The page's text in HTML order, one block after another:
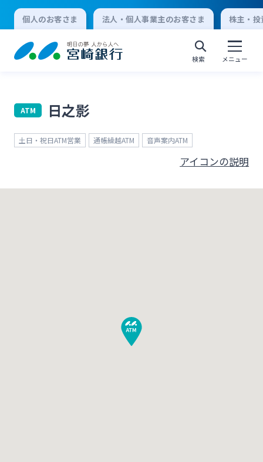
個人のお客さま 法人・個人事業主のお客さま 株主・
検索 メニュー
個人向けインターネットバンキング
ログオン
ログオン
ATM 日之影
土日・祝日ATM営業 通帳繰越ATM 音声案内ATM
アイコンの説明